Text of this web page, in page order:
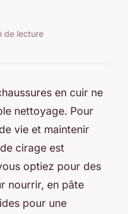
de lecture
en cuir ne
nettoyage. Pour
vie et maintenir
cirage est
optiez pour des
nourrir, en pâte
pour une